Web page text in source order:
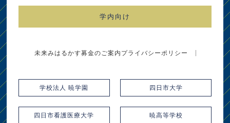
学内向け
未来みはるかす募金のご案内 プライバシーポリシー
学校法人 暁学園 四日市大学
四日市看護医療大学 暁高等学校